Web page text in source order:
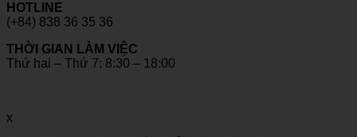
HOTLINE
(+84) 838 36 35 36
THỜI GIAN LÀM VIỆC
Thứ hai – Thứ 7: 8:30 – 18:00
x